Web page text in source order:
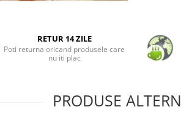
RETUR 14 ZILE
Poti returna oricand produsele care
nu iti plac
PRODUSE